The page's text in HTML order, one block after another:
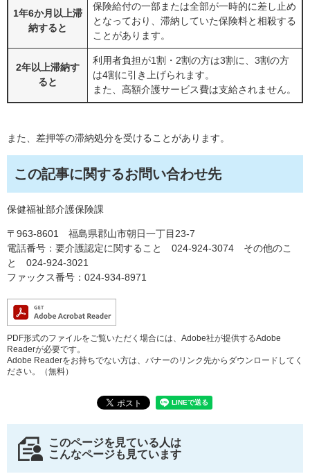
1年6か月以上滞
納すると
保険給付の一部または全部が一時的に差し止め
となっており、滞納していた保険料と相殺する
ことがあります。
2年以上滞納す
ると
利用者負担が1割・2割の方は3割に、3割の方
は4割に引き上げられます。
また、高額介護サービス費は支給されません。
また、差押等の滞納処分を受けることがあります。
この記事に関するお問い合わせ先
保健福祉部介護保険課
〒963-8601 福島県郡山市朝日一丁目23-7
電話番号：要介護認定に関すること 024-924-3074 その他のこ
と 024-924-3021
ファックス番号：024-934-8971
PDF形式のファイルをご覧いただく場合には、Adobe社が提供するAdobe
Readerが必要です。
Adobe Readerをお持ちでない方は、バナーのリンク先からダウンロードしてく
ださい。（無料）
このページを見ている人は
こんなページも見ています